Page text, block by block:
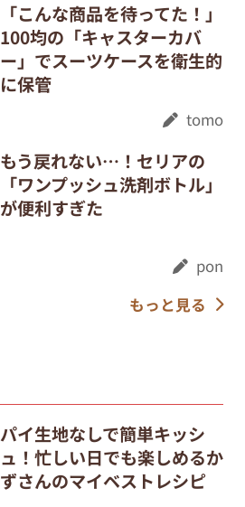
「こんな商品を待ってた！」
100均の「キャスターカバ
ー」でスーツケースを衛生的
に保管
tomo
もう戻れない…！セリアの
「ワンプッシュ洗剤ボトル」
が便利すぎた
pon
もっと見る
パイ生地なしで簡単キッシ
ュ！忙しい日でも楽しめるか
ずさんのマイベストレシピ